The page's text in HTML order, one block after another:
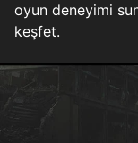
oyun deneyimi
keşfet.